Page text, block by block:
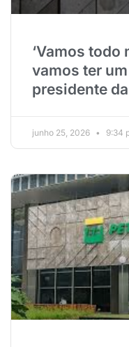
‘Vamos todo
vamos ter
presidente
junho 25, 2026 9:34